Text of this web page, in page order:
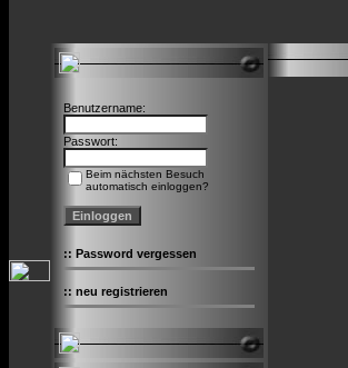
Benutzername:
Passwort:
Beim nächsten Besuch
automatisch einloggen?
:: Password vergessen
:: neu registrieren